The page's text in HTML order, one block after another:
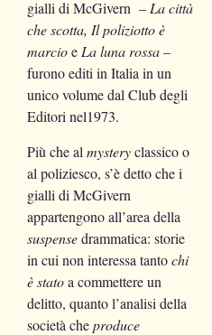
gialli di McGivern – La città
che scotta, Il poliziotto è
marcioe La luna rossa –
furono editi in Italia in un
unico volume dal Club degli
Editori nel1973.
Più che al mysteryclassico o
al poliziesco, s’è detto che i
gialli di McGivern
appartengono all’area della
suspensedrammatica: storie
in cui non interessa tantochi
è statoa commettere un
delitto, quanto l’analisi della
società cheproduce